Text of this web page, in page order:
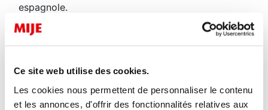
Ce site web utilise des cookies.
Les cookies nous permettent de personnaliser le contenu
et les annonces, d'offrir des fonctionnalités relatives aux
espagnole.
Facebook